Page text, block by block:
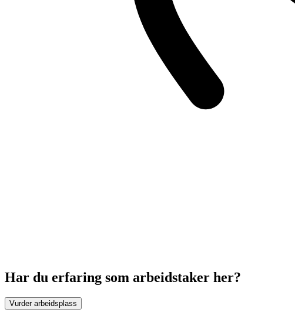
Har du erfaring som arbeidstaker her?
Vurder arbeidsplass